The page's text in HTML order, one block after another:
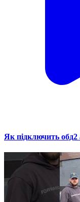
Як підключить обд2